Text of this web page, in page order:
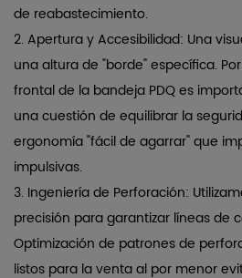
Preguntas
frecuentes
técnicas
incondicionales
7
Referencias
técnicas
de reabastecimiento.
2.Apertura y Accesibilidad: Una
una altura de "borde" específica.
frontal de la bandeja PDQ es
una cuestión de equilibrar la
ergonomía "fácil de agarrar" que
impulsivas.
3. Ingeniería de Perforación:
precisión para garantizar líneas de
Optimización de patrones de
listos para la venta al por menor